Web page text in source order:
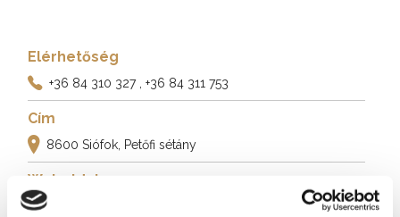
Elérhetőség
+36 84 310 327, +36 84 311 753
Cím
8600 Siófok, Petőfi sétány
Weboldal